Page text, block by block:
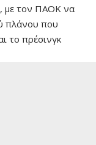
με τον ΠΑΟΚ να
πλάνου που
το πρέσινγκ